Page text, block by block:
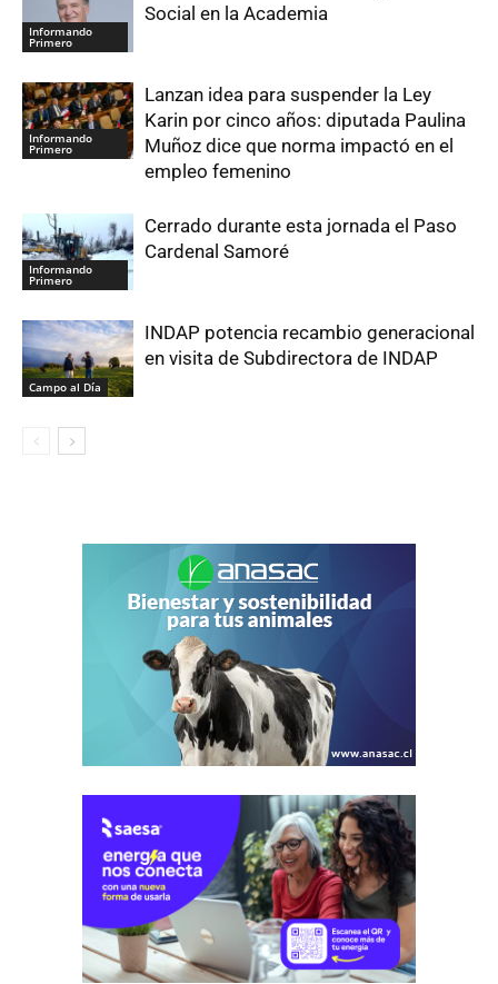
Informando
Primero
Social en la Academia
Informando
Primero
Lanzan idea para suspender la Ley
Karin por cinco años: diputada Paulina
Muñoz dice que norma impactó en el
empleo femenino
Informando
Primero
Cerrado durante esta jornada el Paso
Cardenal Samoré
Campo al Día
INDAP potencia recambio generacional
en visita de Subdirectora de INDAP